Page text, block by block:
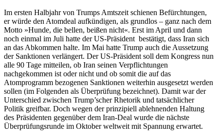
Im ersten Halbjahr von Trumps Amtszeit schienen Befürchtungen,
er würde den Atomdeal aufkündigen, als grundlos – ganz nach dem
Motto »Hunde, die bellen, beißen nicht«. Erst im April und dann
noch einmal im Juli hatte der US-Präsident bestätigt, dass Iran sich
an das Abkommen halte. Im Mai hatte Trump auch die Aussetzung
der Sanktionen verlängert. Der US-Präsident soll dem Kongress nun
alle 90 Tage mitteilen, ob Iran seinen Verpflichtungen
nachgekommen ist oder nicht und ob somit die auf das
Atomprogramm bezogenen Sanktionen weiterhin ausgesetzt werden
sollen (im Folgenden als Überprüfung bezeichnet). Damit war der
Unterschied zwischen Trump’scher Rhetorik und tatsächlicher
Politik greifbar. Doch wegen der prinzipiell ablehnenden Haltung
des Präsidenten gegenüber dem Iran-Deal wurde die nächste
Überprüfungsrunde im Oktober weltweit mit Spannung erwartet.